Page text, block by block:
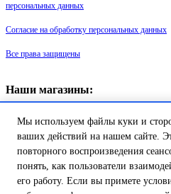
персональных данных
Согласие на обработку персональных данных
Все права защищены
Наши магазины:
ДК им. Крупской, 1 этаж зал «Синий»
Магазин «Сувенир Кронштадта» - г.
16/2
Мы используем файлы куки и
ваших действий на нашем сайте.
повторного воспроизведения
понять, как пользователи
его работу. Если вы примете